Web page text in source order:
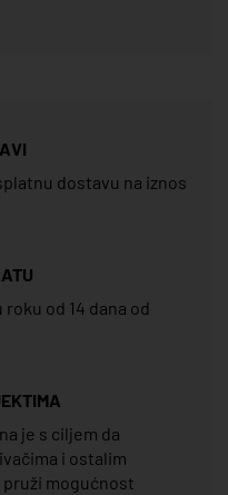
dostavu na iznos
od 14 dana od
je s ciljem da
i ostalim
mogućnost